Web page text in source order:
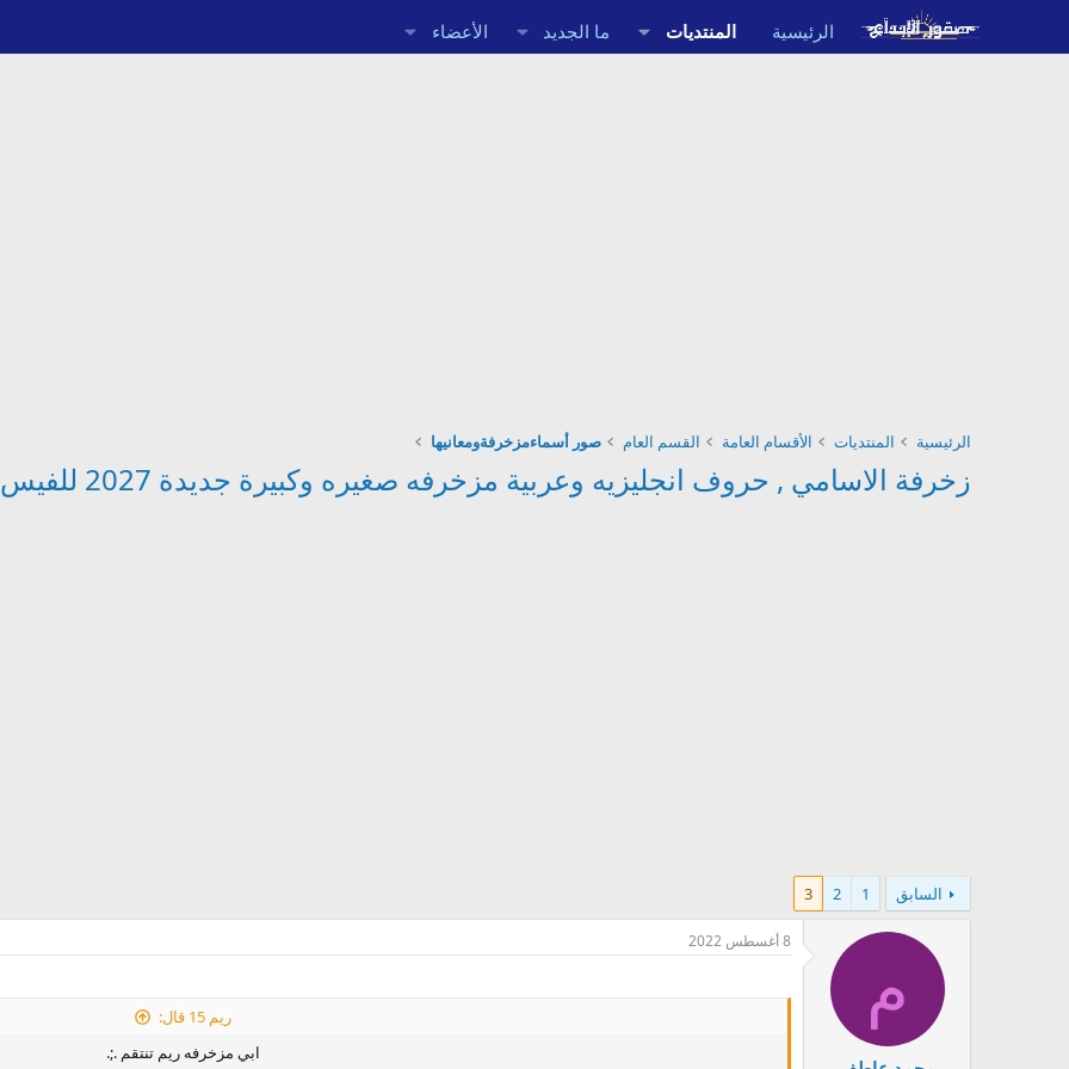
الرئيسية المنتديات ما الجديد الأعضاء
الرئيسية المنتديات الأقسام العامة القسم العام صور أسماءمزخرفةومعانيها
زخرفة الاسامي , حروف انجليزيه وعربية مزخرفه صغيره وكبيرة جديدة 2027 للفيس
السابق 1
2
3
م
8 أغسطس 2022
ريم 15 قال:
ابي مزخرفه ريم تنتقم .;.